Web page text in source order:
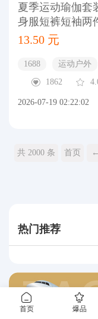
首页 爆品
夏季运动瑜伽套
身服短裤短袖两
13.50 元
1688 运动户外
1862
2026-07-19 02:22:02
共 2000 条 首页 ←
热门推荐